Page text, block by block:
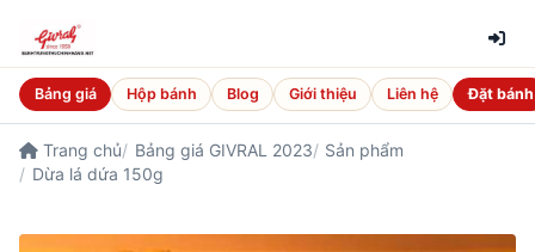
Bảng giá Hộp bánh Blog Giới thiệu Liên hệ Đặt bánh
Trang chủ Bảng giá GIVRAL 2023
Sản phẩm
Dừa lá dứa 150g